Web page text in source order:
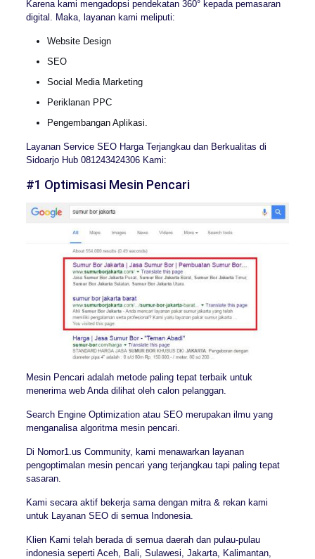
Karena kami mengadopsi pendekatan 360° kepada pemasaran
digital. Maka, layanan kami meliputi:
Website Design
SEO
Social Media Marketing
Periklanan PPC
Pengembangan Aplikasi.
Layanan Service SEO Harga Terjangkau dan Berkualitas di
Sidoarjo Hub 081243424306 Kami:
#1 Optimisasi Mesin Pencari
Mesin Pencari adalah metode paling tepat terbaik untuk
menerima web Anda dilihat oleh calon pelanggan.
Search Engine Optimization atau SEO merupakan ilmu yang
menganalisa algoritma mesin pencari.
Di Nomor1.us Community, kami menawarkan layanan
pengoptimalan mesin pencari yang terjangkau tapi paling tepat
sasaran.
Kami secara aktif bekerja sama dengan mitra & rekan kami
untuk Layanan SEO di semua Indonesia.
Klien Kami telah berada di semua daerah dan pulau-pulau
indonesia seperti Aceh, Bali, Sulawesi, Jakarta, Kalimantan,